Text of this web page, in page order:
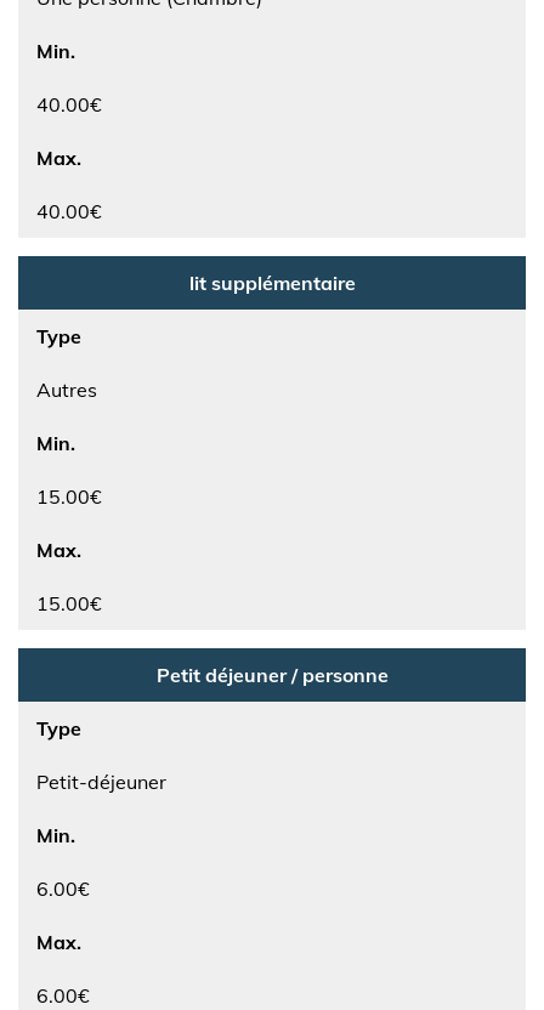
Min.
40.00€
Max.
40.00€
lit supplémentaire
Type
Autres
Min.
15.00€
Max.
15.00€
Petit déjeuner / personne
Type
Petit-déjeuner
Min.
6.00€
Max.
6.00€